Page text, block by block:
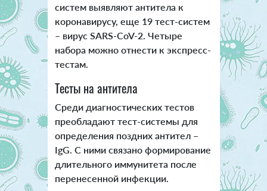
систем выявляют антитела к
коронавирусу, еще 19 тест-систем
– вирус SARS-CoV-2. Четыре
набора можно отнести к экспресс-
тестам.
Тесты на антитела
Среди диагностических тестов
преобладают тест-системы для
определения поздних антител –
IgG. С ними связано формирование
длительного иммунитета после
перенесенной инфекции.